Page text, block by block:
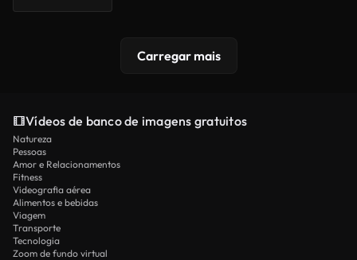
Carregar mais
Vídeos de banco de imagens gratuitos
Natureza
Pessoas
Amor e Relacionamentos
Fitness
Videografia aérea
Alimentos e bebidas
Viagem
Transporte
Tecnologia
Zoom de fundo virtual